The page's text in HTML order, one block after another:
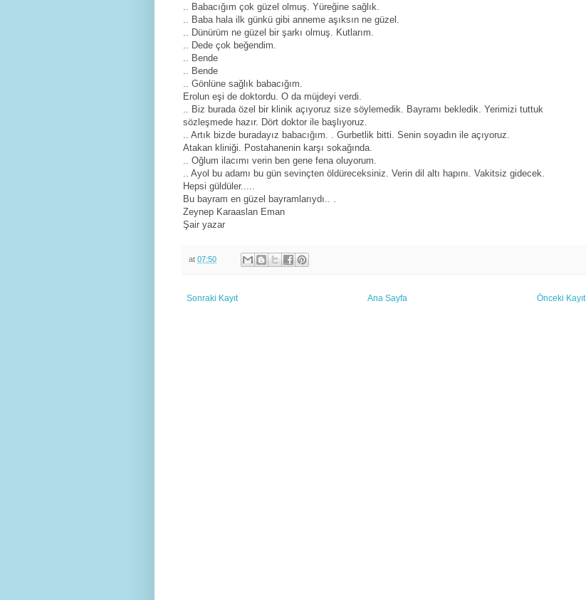
.. Babacığım çok güzel olmuş. Yüreğine sağlık.
.. Baba hala ilk günkü gibi anneme aşıksın ne güzel.
.. Dünürüm ne güzel bir şarkı olmuş. Kutlarım.
.. Dede çok beğendim.
.. Bende
.. Bende
.. Gönlüne sağlık babacığım.
Erolun eşi de doktordu. O da müjdeyi verdi.
.. Biz burada özel bir klinik açıyoruz size söylemedik. Bayramı bekledik. Yerimizi tuttuk
sözleşmede hazır. Dört doktor ile başlıyoruz.
.. Artık bizde buradayız babacığım. . Gurbetlik bitti. Senin soyadın ile açıyoruz.
Atakan kliniği. Postahanenin karşı sokağında.
.. Oğlum ilacımı verin ben gene fena oluyorum.
.. Ayol bu adamı bu gün sevinçten öldüreceksiniz. Verin dil altı hapını. Vakitsiz gidecek.
Hepsi güldüler.....
Bu bayram en güzel bayramlarıydı.. .
Zeynep Karaaslan Eman
Şair yazar
at 07:50
Sonraki Kayıt Önceki Kayıt
Ana Sayfa